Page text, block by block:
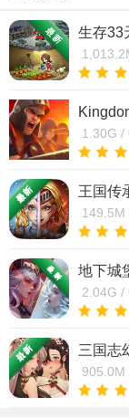
生存33
1.30G /
王国传
149.5M
地下城
2.04G /
三国志
905.0M